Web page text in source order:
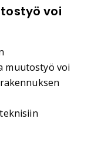
voi
muutostyö voi